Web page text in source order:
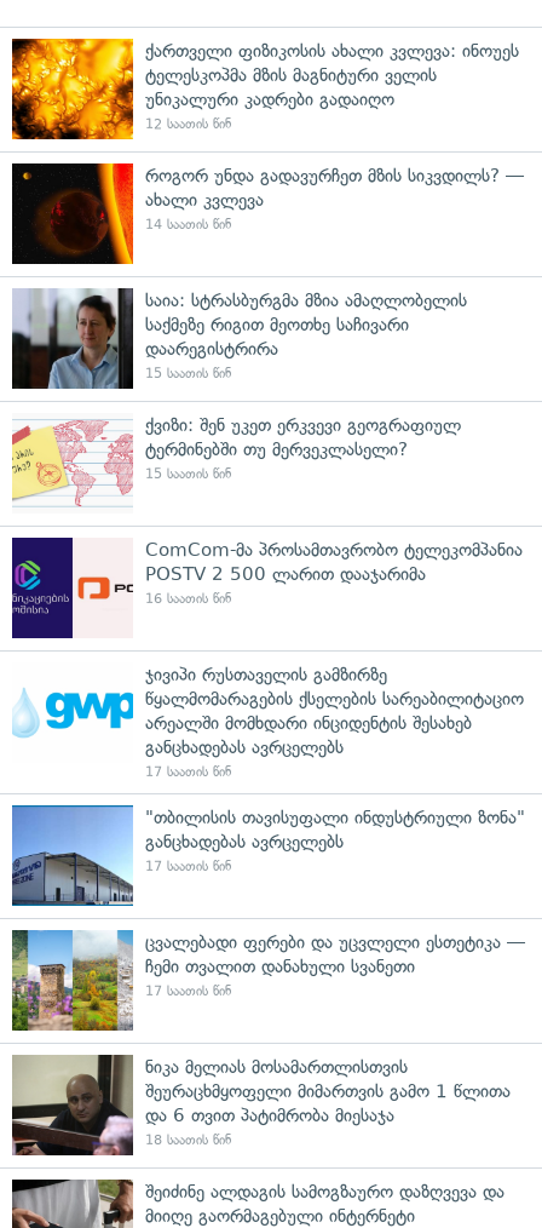
ქართველი ფიზიკოსის ახალი კვლევა: ინოუეს
ტელესკოპმა მზის მაგნიტური ველის
უნიკალური კადრები გადაიღო
12 საათის წინ
როგორ უნდა გადავურჩეთ მზის სიკვდილს? —
ახალი კვლევა
14 საათის წინ
საია: სტრასბურგმა მზია ამაღლობელის
საქმეზე რიგით მეოთხე საჩივარი
დაარეგისტრირა
15 საათის წინ
ქვიზი: შენ უკეთ ერკვევი გეოგრაფიულ
ტერმინებში თუ მერვეკლასელი?
15 საათის წინ
ComCom-მა პროსამთავრობო ტელეკომპანია
POSTV 2 500 ლარით დააჯარიმა
16 საათის წინ
ჯივიპი რუსთაველის გამზირზე
წყალმომარაგების ქსელების სარეაბილიტაციო
არეალში მომხდარი ინციდენტის შესახებ
განცხადებას ავრცელებს
17 საათის წინ
"თბილისის თავისუფალი ინდუსტრიული ზონა"
განცხადებას ავრცელებს
17 საათის წინ
ცვალებადი ფერები და უცვლელი ესთეტიკა —
ჩემი თვალით დანახული სვანეთი
17 საათის წინ
ნიკა მელიას მოსამართლისთვის
შეურაცხმყოფელი მიმართვის გამო 1 წლითა
და 6 თვით პატიმრობა მიესაჯა
18 საათის წინ
შეიძინე ალდაგის სამოგზაურო დაზღვევა და
მიიღე გაორმაგებული ინტერნეტი